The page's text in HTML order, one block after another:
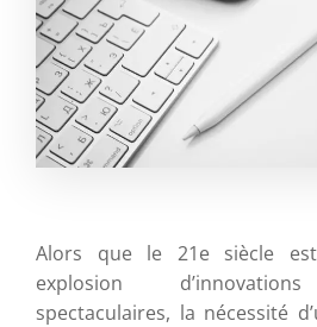
Alors que le 21e siècle
explosion
spectaculaires, la nécessité